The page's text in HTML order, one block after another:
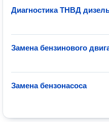
Диагностика ТНВД
Замена бензинового
Замена бензонасоса